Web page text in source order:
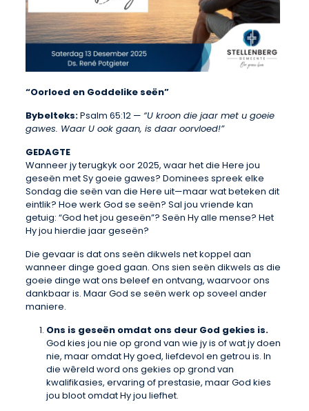
“Oorloed en Goddelike seën”
Bybelteks:Psalm 65:12 — “U kroon die jaar met u goeie
gawes. Waar U ook gaan, is daar oorvloed!”
GEDAGTE
Wanneer jy terugkyk oor 2025, waar het die Here jou
geseën met Sy goeie gawes? Dominees spreek elke
Sondag die seën van die Here uit—maar wat beteken dit
eintlik? Hoe werk God se seën? Sal jou vriende kan
getuig: “God het jou geseën”? Seën Hy alle mense? Het
Hy jou hierdie jaar geseën?
Die gevaar is dat ons seën dikwels net koppel aan
wanneer dinge goed gaan. Ons sien seën dikwels as die
goeie dinge wat ons beleef en ontvang, waarvoor ons
dankbaar is. Maar God se seën werk op soveel ander
maniere.
Ons is geseën omdat ons deur God gekies is.
God kies jou nie op grond van wie jy is of wat jy doen
nie, maar omdat Hy goed, liefdevol en getrou is. In
die wêreld word ons gekies op grond van
kwalifikasies, ervaring of prestasie, maar God kies
jou bloot omdat Hy jou liefhet.